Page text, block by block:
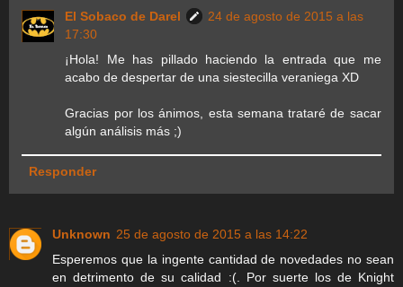
El Sobaco de Darel
24 de agosto de 2015 a las
17:30
¡Hola! Me has pillado haciendo la entrada que me
acabo de despertar de una siestecilla veraniega XD
Gracias por los ánimos, esta semana trataré de sacar
algún análisis más ;)
Responder
Unknown 25 de agosto de 2015 a las 14:22
Esperemos que la ingente cantidad de novedades no sean
en detrimento de su calidad :(. Por suerte los de Knight